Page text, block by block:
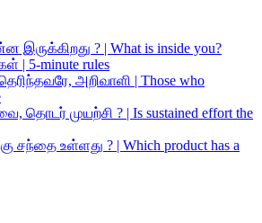
இருக்கிறது ? | What is inside you?
| 5-minute rules
அறிவாளி | Those who
தொடர் முயற்சி ? | Is sustained effort the
சந்தை உள்ளது ? | Which product has a